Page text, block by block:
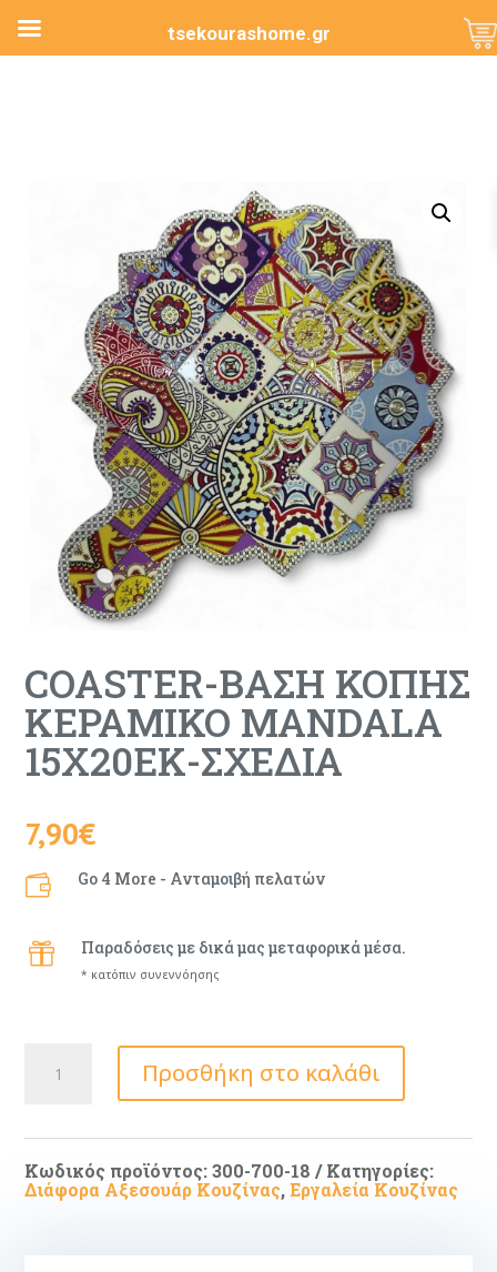
COASTER-ΒΑΣΗ ΚΟΠΗΣ
ΚΕΡΑΜΙΚΟ MANDALA
15X20ΕΚ-ΣΧΕΔΙΑ
7,90€
 Go 4 More - Ανταμοιβή πελατών
 Παραδόσεις με δικά μας μεταφορικά μέσα.
* κατόπιν συνεννόησης
ΣΧΕΔΙΑ
ποσότητα
Προσθήκη στο καλάθι
Κωδικός προϊόντος:300-700-18
Κατηγορίες:
Διάφορα Αξεσουάρ Κουζίνας,Εργαλεία Κουζίνας
tsekourashome.gr